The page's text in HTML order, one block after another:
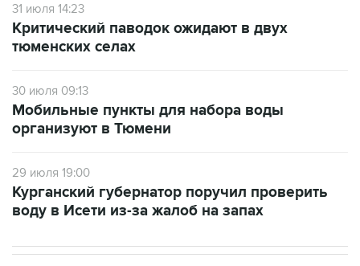
31 июля 14:23
Критический паводок ожидают в двух
тюменских селах
30 июля 09:13
Мобильные пункты для набора воды
организуют в Тюмени
29 июля 19:00
Курганский губернатор поручил проверить
воду в Исети из-за жалоб на запах